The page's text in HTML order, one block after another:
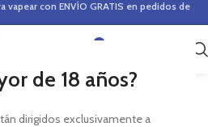
de 18 años?
dirigidos exclusivamente a
vapear con ENVÍO GRATIS en pedidos de
0